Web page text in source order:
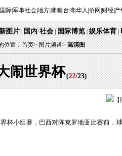
国际|军事社会|地方|港澳 台湾|华人 侨网 财经| 产
图片|国内·社会|国际博览|娱乐体育|
位置：首页>图片频道> 高清图
闹世界杯(22/23)
杯小组赛，巴西对阵克罗地亚比赛前，